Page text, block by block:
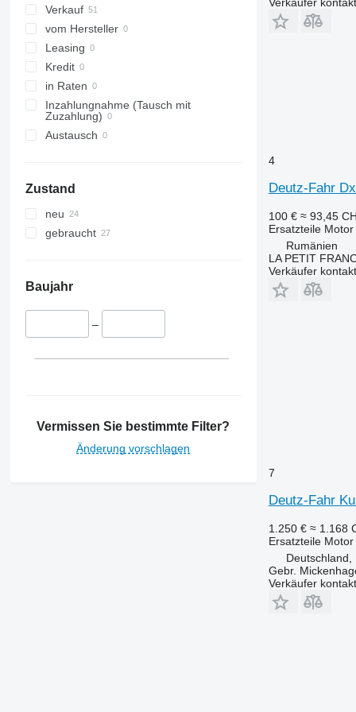
4040
4055
5820
6090
6100
6115
6120
6135
6200
6210
6230
6300
6510
6520
8737
Verkauf
vom Hersteller
Leasing
Kredit
in Raten
Inzahlungnahme (Tausch mit
Zuzahlung)
Austausch
Zustand
neu
gebraucht
Baujahr
–
Vermissen Sie bestimmte Filter?
Änderung vorschlagen
4
Deutz-Fahr
100 € ≈ 93,45
Ersatzteile
Rumänien
LA PETIT
Verkäufer
7
Deutz-Fahr
1.250 € ≈ 1.168
Ersatzteile
Deutschland,
Gebr.
Verkäufer